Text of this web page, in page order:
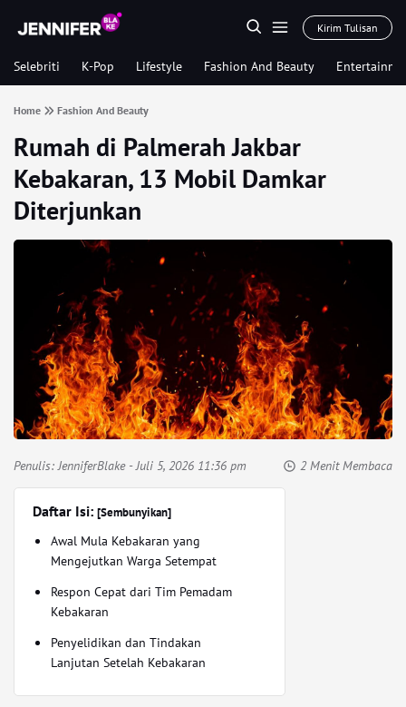
Kirim Tulisan
Selebriti K-Pop Lifestyle Fashion And Beauty
Home Fashion And Beauty
Rumah di Palmerah Jakbar
Kebakaran, 13 Mobil Damkar
Diterjunkan
Penulis:JenniferBlake- Juli 5, 2026 11:36 pm 2 Menit Membaca
Daftar Isi: [Sembunyikan]
Awal Mula Kebakaran yang
Mengejutkan Warga Setempat
Respon Cepat dari Tim Pemadam
Kebakaran
Penyelidikan dan Tindakan
Lanjutan Setelah Kebakaran